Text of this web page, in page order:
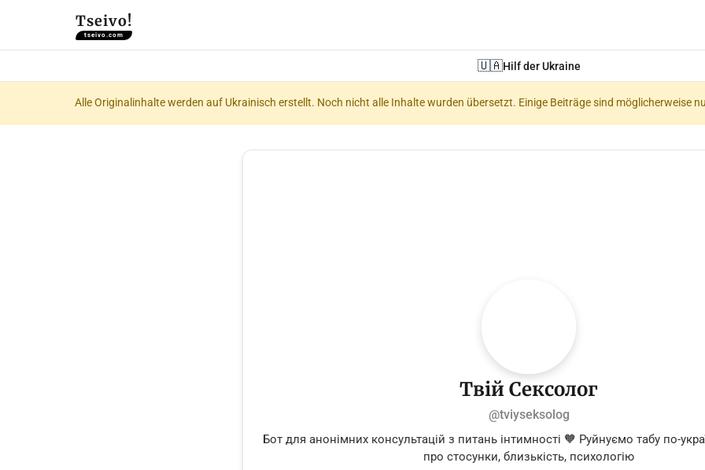
Tseivo!
tseivo.com
🇺🇦Hilf der Ukraine
Alle Originalinhalte werden auf Ukrainisch erstellt. Noch nicht alle Inhalte wurden übersetzt. Einige Beiträge sind möglicherweise
Твій Сексолог
@tviyseksolog
Бот для анонімних консультацій з питань інтимності 🧡 Руйнуємо табу по-
про стосунки, близькість, психологію